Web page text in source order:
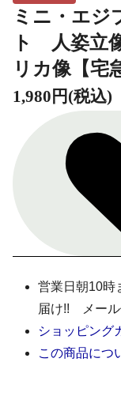
ミニ・エジ
ト 人姿立
リカ像【宅
1,980円(税込)
営業日朝10時
届け!! メー
ショッピング
この商品につ